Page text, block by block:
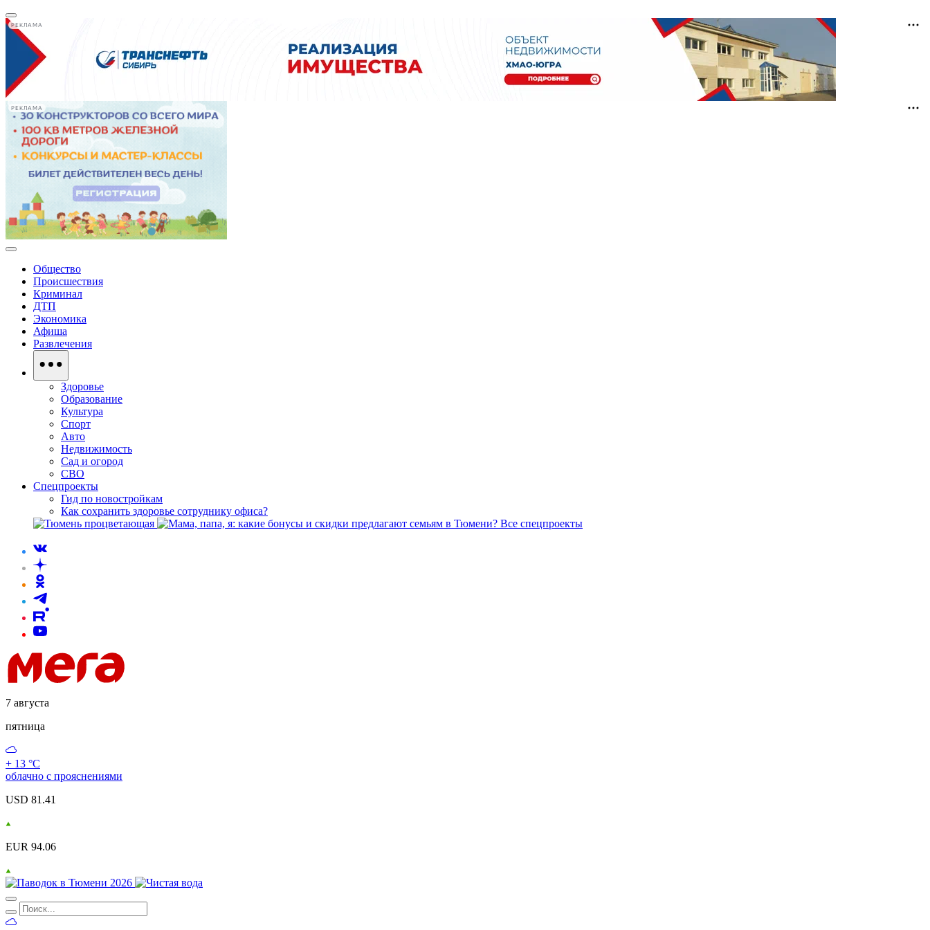
РЕКЛАМА
РЕКЛАМА
Общество
Происшествия
Криминал
ДТП
Экономика
Афиша
Развлечения
Здоровье
Образование
Культура
Спорт
Авто
Недвижимость
Сад и огород
СВО
Спецпроекты
Гид по новостройкам
Как сохранить здоровье сотруднику офиса?
Все спецпроекты
7 августа
пятница
+ 13 °С
облачно с прояснениями
USD 81.41
EUR 94.06